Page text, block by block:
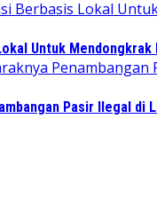
Untuk
Pasir Ilegal di